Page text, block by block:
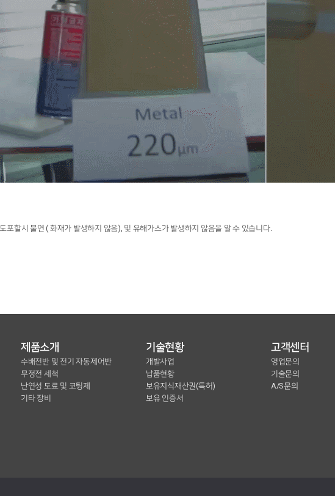
포할시 불연 ( 화재가 발생하지 않음), 및 유해가스가 발생하지 않음을 알 수 있습니다.
제품소개
수배전반 및 전기 자동제어반
무정전 세척
난연성 도료 및 코팅제
기타 장비
기술현황
개발사업
납품현황
보유지식재산권(특허)
보유 인증서
고객센터
영업문의
기술문의
A/S문의